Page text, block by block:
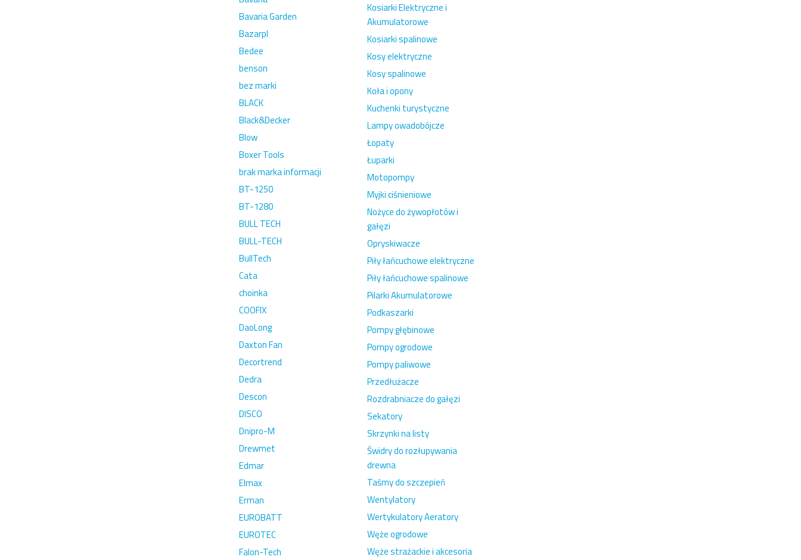
Bavaria Garden
Bazarpl
Bedee
benson
bez marki
BLACK
Black&Decker
Blow
Boxer Tools
brak marka informacji
BT-1250
BT-1280
BULL TECH
BULL-TECH
BullTech
Cata
choinka
COOFIX
DaoLong
Daxton Fan
Decortrend
Dedra
Descon
DISCO
Dnipro-M
Drewmet
Edmar
Elmax
Erman
EUROBATT
EUROTEC
Falon-Tech
Kosiarki Elektryczne i
Akumulatorowe
Kosiarki spalinowe
Kosy elektryczne
Kosy spalinowe
Koła i opony
Kuchenki turystyczne
Lampy owadobójcze
Łopaty
Łuparki
Motopompy
Myjki ciśnieniowe
Nożyce do żywopłotów i
gałęzi
Opryskiwacze
Piły łańcuchowe elektryczne
Piły łańcuchowe spalinowe
Pilarki Akumulatorowe
Podkaszarki
Pompy głębinowe
Pompy ogrodowe
Pompy paliwowe
Przedłużacze
Rozdrabniacze do gałęzi
Sekatory
Skrzynki na listy
Świdry do rozłupywania
drewna
Taśmy do szczepień
Wentylatory
Wertykulatory Aeratory
Węże ogrodowe
Węże strażackie i akcesoria